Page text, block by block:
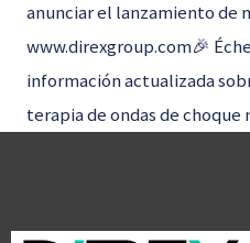
anunciar el lanzamiento de
www.direxgroup.com🎉
información actualizada
terapia de ondas de choque